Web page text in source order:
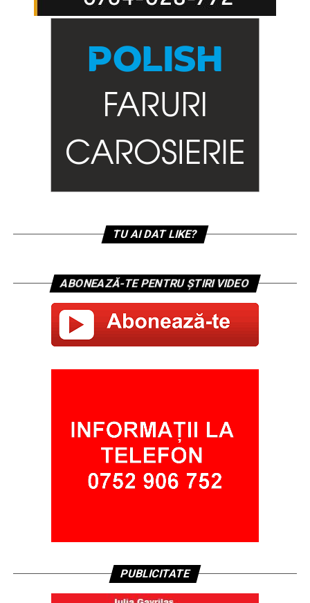
TU AI DAT LIKE?
ABONEAZĂ-TE PENTRU ȘTIRI VIDEO
PUBLICITATE